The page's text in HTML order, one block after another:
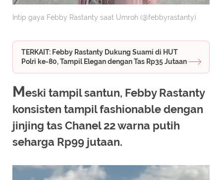
Intip gaya Febby Rastanty saat Umroh (@febbyrastanty)
TERKAIT: Febby Rastanty Dukung Suami di HUT
Polri ke-80, Tampil Elegan dengan Tas Rp35 Jutaan
Meski tampil santun, Febby Rastanty
konsisten tampil fashionable dengan
jinjing tas Chanel 22 warna putih
seharga Rp99 jutaan.